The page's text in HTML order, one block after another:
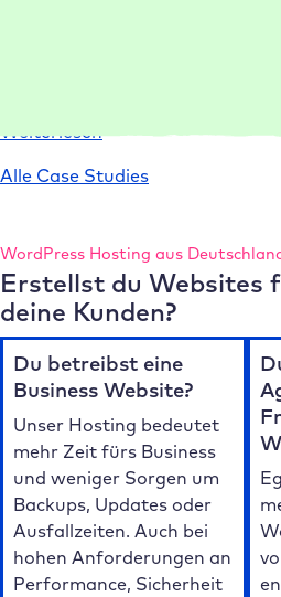
Weiterlesen:
Study
Alle Case Studies
WordPress Hosting aus
Erstellst du Websites
deine Kunden?
Du betreibst eine
Business Website?
Unser Hosting bedeutet
mehr Zeit fürs Business
und weniger Sorgen um
Backups, Updates oder
Ausfallzeiten. Auch bei
hohen Anforderungen an
Performance, Sicherheit